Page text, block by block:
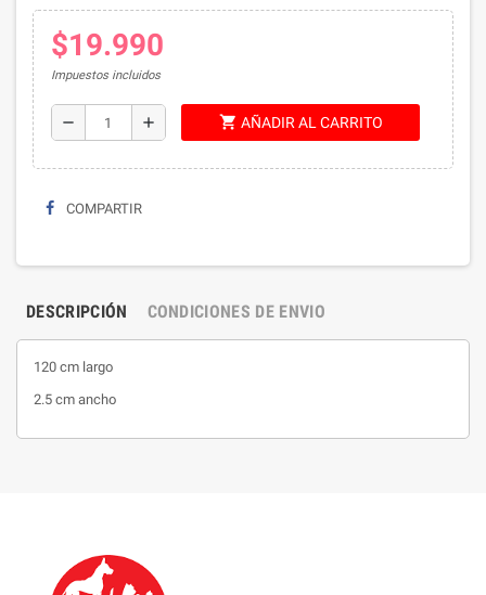
$19.990
Impuestos incluidos
remove add shopping_cart AÑADIR AL CARRITO
COMPARTIR
DESCRIPCIÓN CONDICIONES DE ENVIO
120 cm largo
2.5 cm ancho